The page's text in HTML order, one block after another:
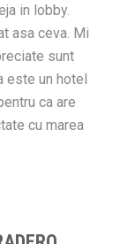
in lobby.
asa ceva. Mi
sunt
un hotel
ca are
cu marea